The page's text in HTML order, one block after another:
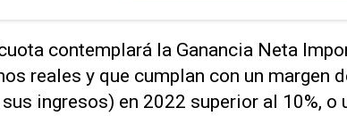
contemplará la Ganancia Neta
reales y que cumplan con un margen
ingresos) en 2022 superior al 10%, o